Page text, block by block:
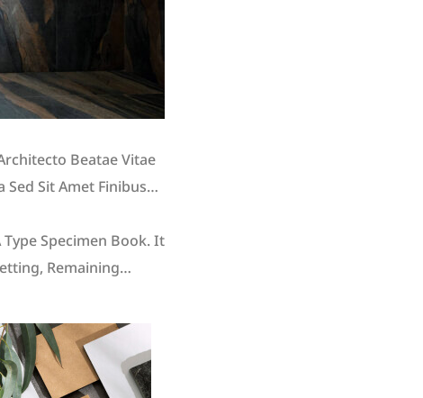
Beatae Vitae
Sit Amet Finibus
Specimen Book. It
Remaining